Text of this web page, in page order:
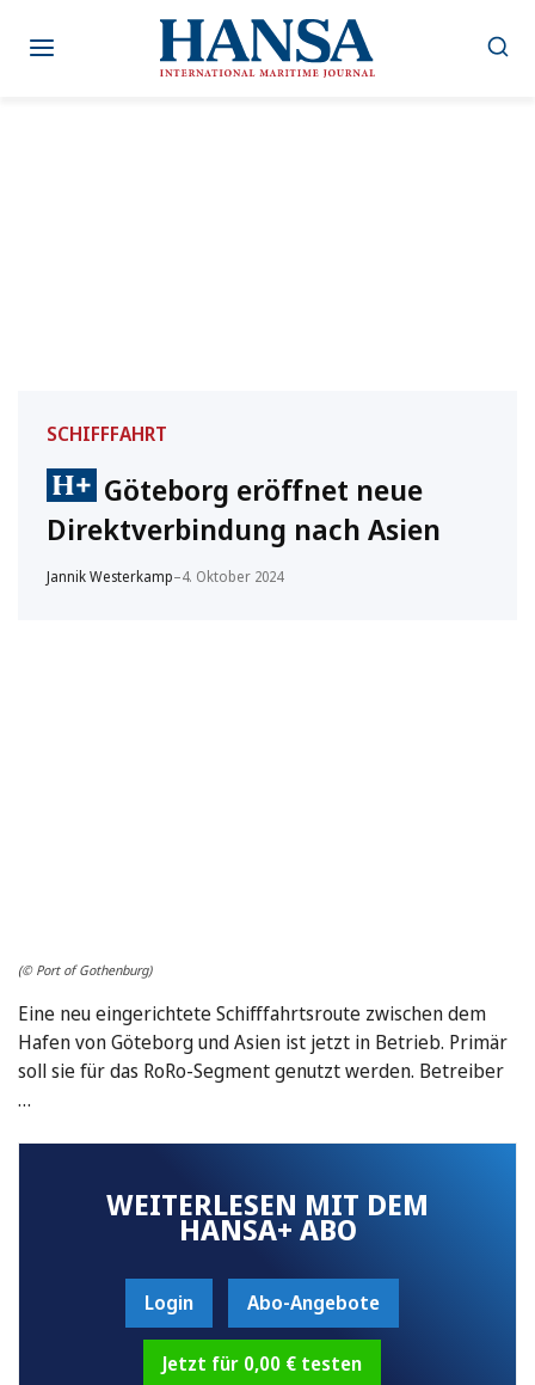
Inhalt
SCHIFFFAHRT
Göteborg eröffnet neue
Direktverbindung nach Asien
Jannik Westerkamp–4. Oktober 2024
(© Port of Gothenburg)
Eine neu eingerichtete Schifffahrtsroute zwischen dem
Hafen von Göteborg und Asien ist jetzt in Betrieb. Primär
soll sie für das RoRo-Segment genutzt werden. Betreiber
…
WEITERLESEN MIT DEM
HANSA+ ABO
Login Abo-Angebote
Jetzt für 0,00 € testen